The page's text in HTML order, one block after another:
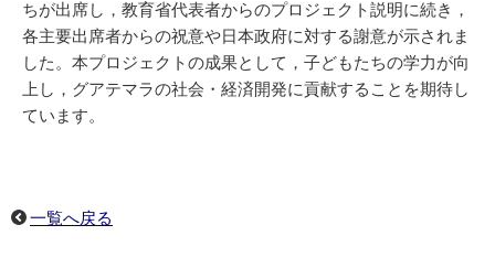
ちが出席し，教育省代表者からのプロジェクト説明に続き，
各主要出席者からの祝意や日本政府に対する謝意が示されま
した。本プロジェクトの成果として，子どもたちの学力が向
上し，グアテマラの社会・経済開発に貢献することを期待し
ています。
一覧へ戻る